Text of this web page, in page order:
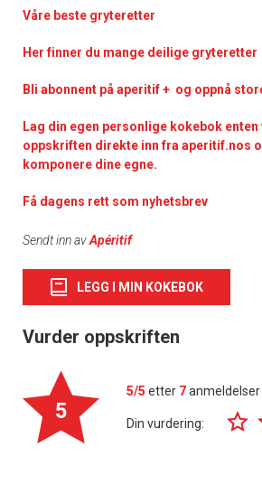
Våre beste gryteretter
Her finner du mange deilige gryteretter
Bli abonnent på aperitif + og oppnå
Lag din egen personlige kokebok enten
oppskriften direkte inn fra aperitif.nos
komponere dine egne.
Få dagens rett som nyhetsbrev
Sendt inn avApéritif
LEGG I MIN KOKEBOK
Vurder oppskriften
5
5/5 etter 7anmeldelser
Din vurdering: